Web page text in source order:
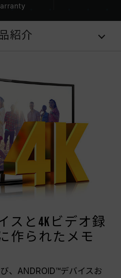
紹介
スと4Kビデオ録
作られたメモ
、ANDROID™デバイスお